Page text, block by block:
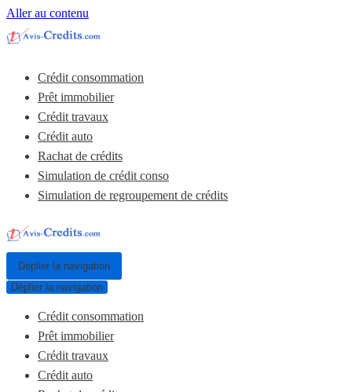
Aller au contenu
Crédit consommation
Prêt immobilier
Crédit travaux
Crédit auto
Rachat de crédits
Simulation de crédit conso
Simulation de regroupement de crédits
Déplier la navigation
Déplier la navigation
Crédit consommation
Prêt immobilier
Crédit travaux
Crédit auto